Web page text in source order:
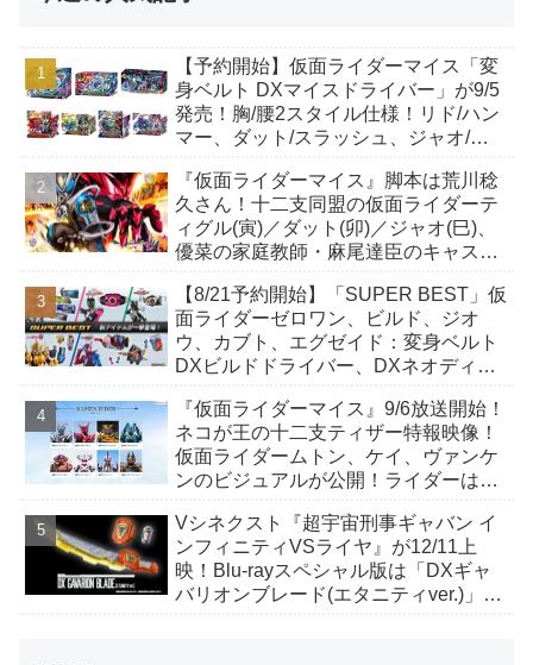
【予約開始】仮面ライダーマイス「変
身ベルト DXマイスドライバー」が9/5
発売！胸/腰2スタイル仕様！リド/ハン
マー、ダット/スラッシュ、ジャオ/バ
も！
『仮面ライダーマイス』脚本は荒川稔
久さん！十二支同盟の仮面ライダーテ
ィグル(寅)／ダット(卯)／ジャオ(巳)、
優菜の家庭教師・麻尾達臣のキャスト
んも変身！
【8/21予約開始】「SUPER BEST」仮
面ライダーゼロワン、ビルド、ジオ
ウ、カブト、エグゼイド：変身ベルト
DXビルドドライバー、DXネオディケ
か12点！
『仮面ライダーマイス』9/6放送開始！
ネコが王の十二支ティザー特報映像！
仮面ライダームトン、ケイ、ヴァンケ
ンのビジュアルが公開！ライダーは子
Vシネクスト『超宇宙刑事ギャバン イ
ンフィニティVSライヤ』が12/11上
映！Blu-rayスペシャル版は「DXギャ
バリオンブレード(エタニティver.)」